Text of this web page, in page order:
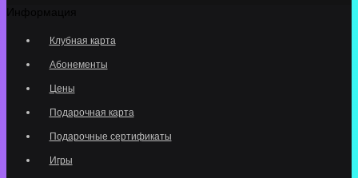
Клубная карта
Абонементы
Цены
Подарочная карта
Подарочные сертификаты
Игры